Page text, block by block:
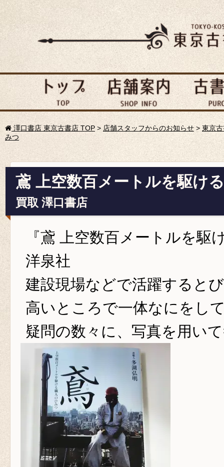
澤口書店 東京古書店 TOP > 店舗スタッフからのお知らせ> 東京
みつ
鳶 上空数百メートルを駆け
買取 澤口書店
『鳶 上空数百メートルを駆
洋泉社
建設現場などで活躍すると
高いところで一体なにをし
疑問の数々に、写真を用い